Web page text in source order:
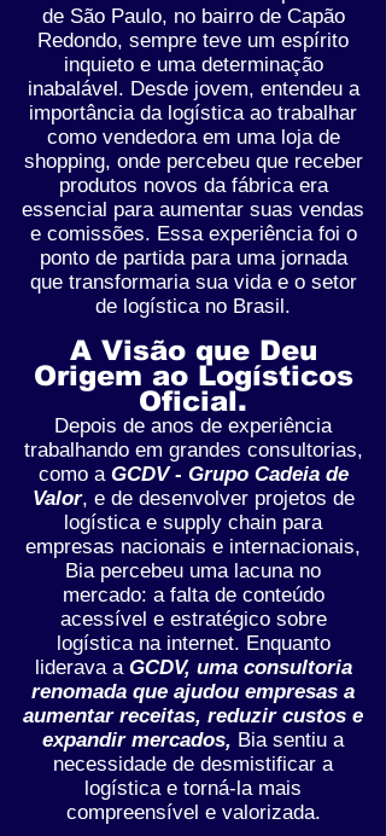
de São Paulo, no bairro de Capão
Redondo, sempre teve um espírito
inquieto e uma determinação
inabalável. Desde jovem, entendeu a
importância da logística ao trabalhar
como vendedora em uma loja de
shopping, onde percebeu que receber
produtos novos da fábrica era
essencial para aumentar suas vendas
e comissões. Essa experiência foi o
ponto de partida para uma jornada
que transformaria sua vida e o setor
de logística no Brasil.
A Visão que Deu
Origem ao Logísticos
Oficial.
Depois de anos de experiência
trabalhando em grandes consultorias,
como a GCDV - Grupo Cadeia de
Valor, e de desenvolver projetos de
logística e supply chain para
empresas nacionais e internacionais,
Bia percebeu uma lacuna no
mercado: a falta de conteúdo
acessível e estratégico sobre
logística na internet. Enquanto
liderava a GCDV, uma consultoria
renomada que ajudou empresas a
aumentar receitas, reduzir custos e
expandir mercados, Bia sentiu a
necessidade de desmistificar a
logística e torná-la mais
compreensível e valorizada.